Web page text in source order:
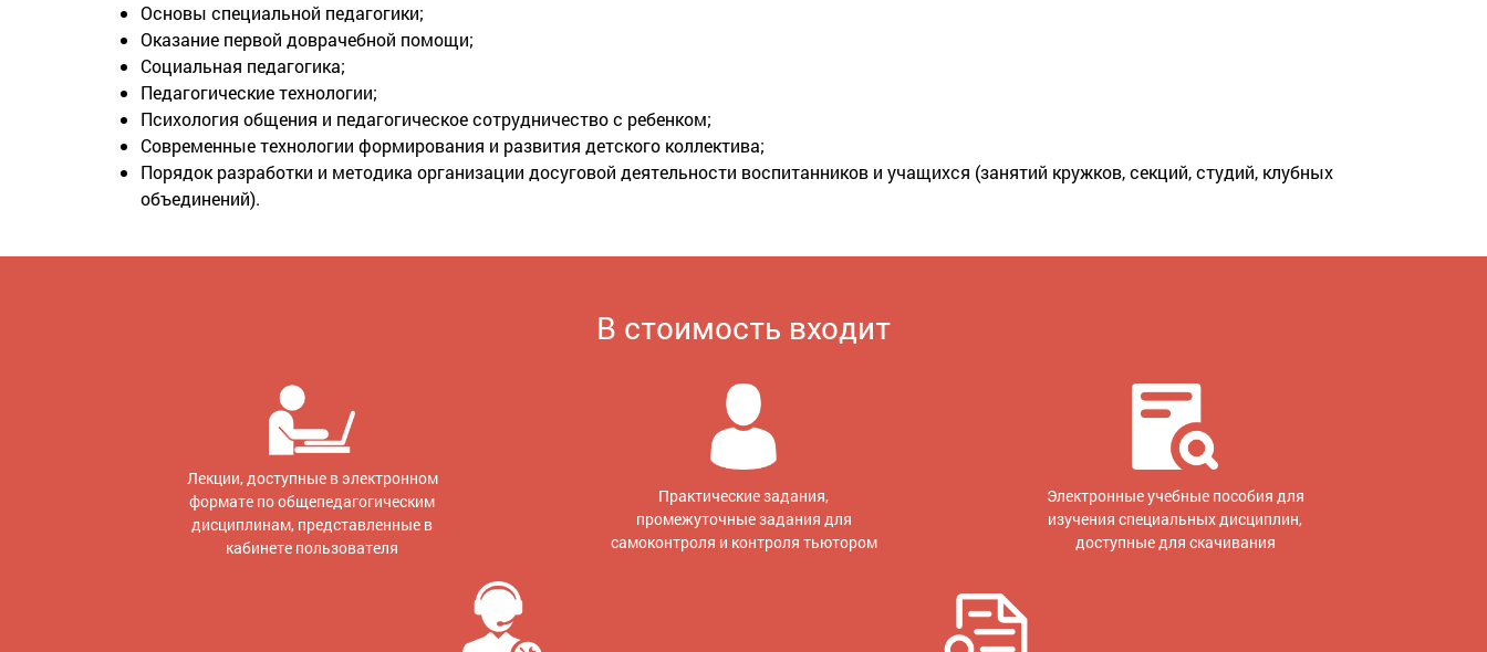
Основы специальной педагогики;
Оказание первой доврачебной помощи;
Социальная педагогика;
Педагогические технологии;
Психология общения и педагогическое сотрудничество с ребенком;
Современные технологии формирования и развития детского коллектива;
Порядок разработки и методика организации досуговой деятельности воспитанников и учащихся (занятий кружков, секций, студий, клубных
объединений).
В стоимость входит
Лекции, доступные в электронном
формате по общепедагогическим
дисциплинам, представленные в
кабинете пользователя
Практические задания,
промежуточные задания для
самоконтроля и контроля тьютором
Электронные учебные пособия для
изучения специальных дисциплин,
доступные для скачивания